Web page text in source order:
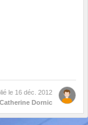
le 16 déc. 2012
Catherine Dornic